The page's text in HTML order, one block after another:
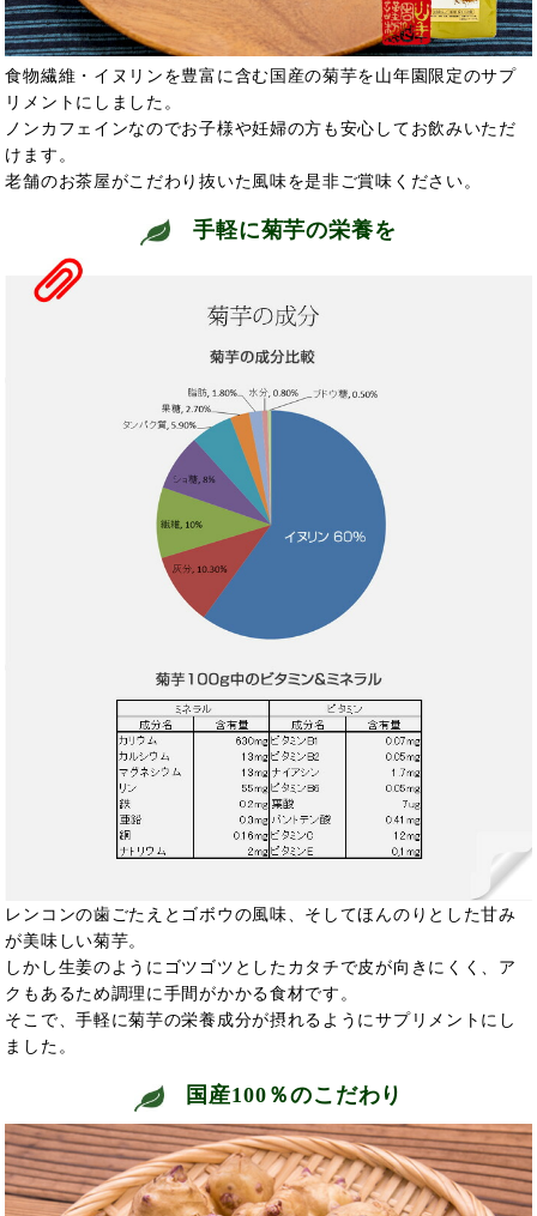
食物繊維・イヌリンを豊富に含む国産の菊芋を山年園限定のサプ
リメントにしました。
ノンカフェインなのでお子様や妊婦の方も安心してお飲みいただ
けます。
老舗のお茶屋がこだわり抜いた風味を是非ご賞味ください。
手軽に菊芋の栄養を
レンコンの歯ごたえとゴボウの風味、そしてほんのりとした甘み
が美味しい菊芋。
しかし生姜のようにゴツゴツとしたカタチで皮が向きにくく、ア
クもあるため調理に手間がかかる食材です。
そこで、手軽に菊芋の栄養成分が摂れるようにサプリメントにし
ました。
国産100％のこだわり